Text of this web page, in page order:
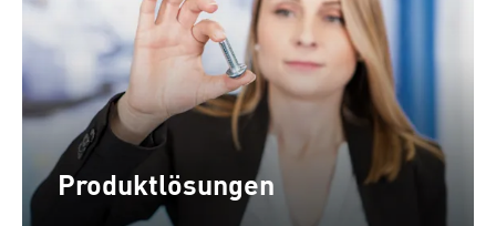
Produktlösungen